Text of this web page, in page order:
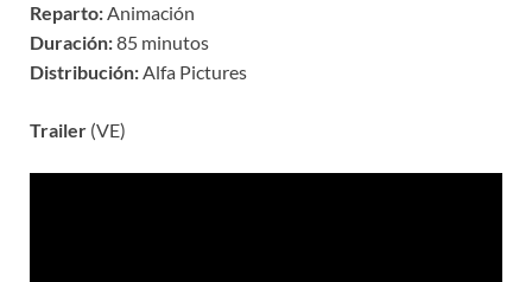
Reparto:Animación
Duración:85 minutos
Distribución:Alfa Pictures
Trailer (VE)